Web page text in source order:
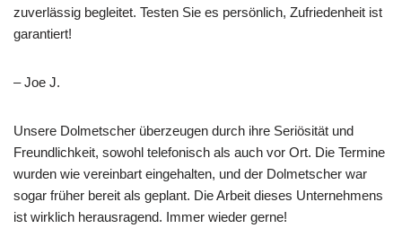
zuverlässig begleitet. Testen Sie es persönlich, Zufriedenheit ist
garantiert!
– Joe J.
Unsere Dolmetscher überzeugen durch ihre Seriösität und
Freundlichkeit, sowohl telefonisch als auch vor Ort. Die Termine
wurden wie vereinbart eingehalten, und der Dolmetscher war
sogar früher bereit als geplant. Die Arbeit dieses Unternehmens
ist wirklich herausragend. Immer wieder gerne!